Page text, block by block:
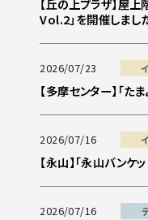
【丘の上プラザ】屋上
Vol.2」を開催しまし
2026/07/23
【多摩センター】「た
2026/07/16
【永山】「永山バンケ
2026/07/16